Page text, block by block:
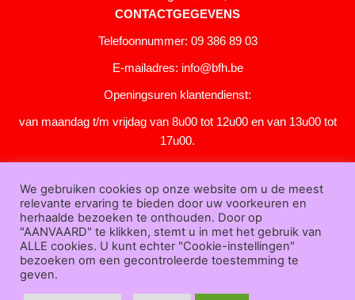
CONTACTGEGEVENS
Telefoonnummer: 09 386 89 03
E-mailadres: info@bfh.be
Openingsuren klantendienst:
van maandag t/m vrijdag van 8u00 tot 12u00 en van 13u00 tot
17u00.
KLANTENSERVICE
Over
ons|Bedrijfsgegevens|F.A.Q.|Bestelprocedure|Betaling|
ending| Retourneren|Downloads|Dealers|Bedrukken
We gebruiken cookies op onze website om u de meest
relevante ervaring te bieden door uw voorkeuren en
herhaalde bezoeken te onthouden. Door op
"AANVAARD" te klikken, stemt u in met het gebruik van
ALLE cookies. U kunt echter "Cookie-instellingen"
bezoeken om een gecontroleerde toestemming te
geven.